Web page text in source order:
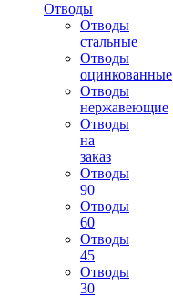
Отводы
Отводы
стальные
Отводы
оцинкованные
Отводы
нержавеющие
Отводы
на
заказ
Отводы
90
Отводы
60
Отводы
45
Отводы
30